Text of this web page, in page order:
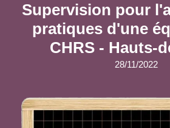
Supervision pour
pratiques d'une
CHRS - Hauts-
28/11/2022